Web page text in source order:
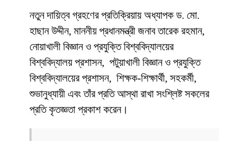
নতুন দায়িত্ব গ্রহণের প্রতিক্রিয়ায় অধ্যাপক ড. মো.
হাছান উদ্দীন, মাননীয় প্রধানমন্ত্রী জনাব তারেক রহমান,
নোয়াখালী বিজ্ঞান ও প্রযুক্তি বিশ্ববিদ্যালয়ের
বিশ্ববিদ্যালয় প্রশাসন, পটুয়াখালী বিজ্ঞান ও প্রযুক্তি
বিশ্ববিদ্যালয়ের প্রশাসন, শিক্ষক-শিক্ষার্থী, সহকর্মী,
শুভানুধ্যায়ী এবং তাঁর প্রতি আস্থা রাখা সংশ্লিষ্ট সকলের
প্রতি কৃতজ্ঞতা প্রকাশ করেন।